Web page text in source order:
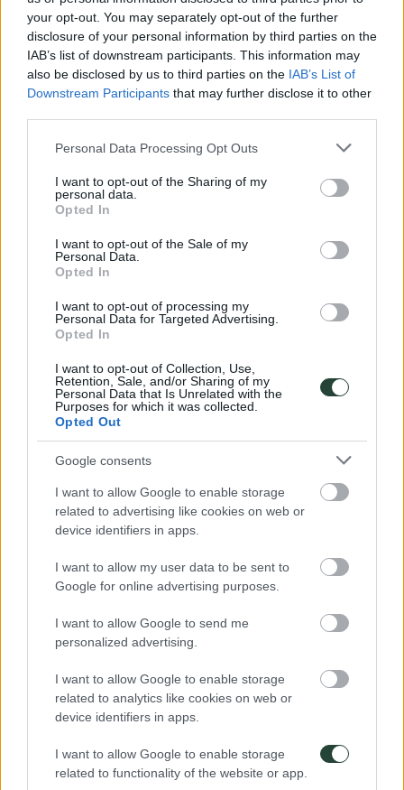
your opt-out. You may separately opt-out of the further
disclosure of your personal information by third parties on the
IAB’s list of downstream participants. This information may
also be disclosed by us to third parties on the IAB’s List of
Downstream Participants that may further disclose it to other
Please note that this website/app uses one or more Google
not limited to your visit or usage behaviour. You may click to
grant or deny consent to Google and its third-party tags to
use your data for below specified purposes in below Google
consent section.
Personal Data Processing Opt Outs
I want to opt-out of the Sharing of my
personal data.
Opted In
I want to opt-out of the Sale of my
Personal Data.
Opted In
I want to opt-out of processing my
Personal Data for Targeted Advertising.
Opted In
I want to opt-out of Collection, Use,
Retention, Sale, and/or Sharing of my
Personal Data that Is Unrelated with the
Purposes for which it was collected.
Opted Out
Google consents
I want to allow Google to enable storage
related to advertising like cookies on web or
device identifiers in apps.
I want to allow my user data to be sent to
Google for online advertising purposes.
I want to allow Google to send me
personalized advertising.
I want to allow Google to enable storage
related to analytics like cookies on web or
device identifiers in apps.
I want to allow Google to enable storage
related to functionality of the website or app.
Isla de Sal:SOS Tartarugas www.sostartarugas.org/
Isla de Santa Luzia:Biosfera I www.biosfera1.com/
Si quieres viajar a Cabo Verde, puedes veren este enlacenuestra planificación de viajes.
0 comentarios sobre “La lucha por la vida
Amanda dice:
06/08/2023 a las 23:26
Hola estoy en cabo verde en la isla Maio, me gustaría poder
Saben que playa tendré que ir o quien podría llevarme.
Gracias
Responder
Ester dice:
13/05/2022 a las 08:54
Hola,
gracias por tu articulo.
más sobre donde avistar la puesta de huevos de las tortugas
bobas.
Puedes recomendarme alguna actividad organizada, entidad
Muchas gracias!!
Responder